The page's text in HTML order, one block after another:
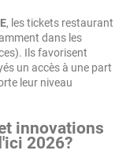
, les tickets restaurant
dans les
Ils favorisent
un accès à une part
leur niveau
innovations
2026?